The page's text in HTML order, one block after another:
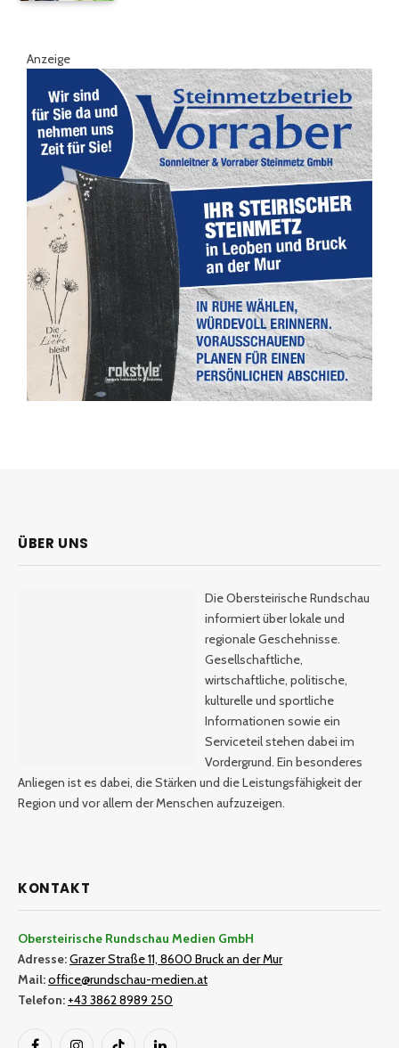
Anzeige
ÜBER UNS
Die Obersteirische Rundschau
informiert über lokale und
regionale Geschehnisse.
Gesellschaftliche,
wirtschaftliche, politische,
kulturelle und sportliche
Informationen sowie ein
Serviceteil stehen dabei im
Vordergrund. Ein besonderes
Anliegen ist es dabei, die Stärken und die Leistungsfähigkeit der
Region und vor allem der Menschen aufzuzeigen.
KONTAKT
Obersteirische Rundschau Medien GmbH
Adresse:Grazer Straße 11, 8600 Bruck an der Mur
Mail:office@rundschau-medien.at
Telefon: +43 3862 8989 250